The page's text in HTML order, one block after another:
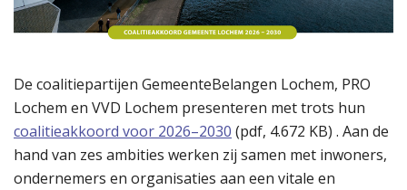
De coalitiepartijen GemeenteBelangen Lochem, PRO
Lochem en VVD Lochem presenteren met trots hun
coalitieakkoord voor 2026–2030 (pdf, 4.672 KB) . Aan de
hand van zes ambities werken zij samen met inwoners,
ondernemers en organisaties aan een vitale en